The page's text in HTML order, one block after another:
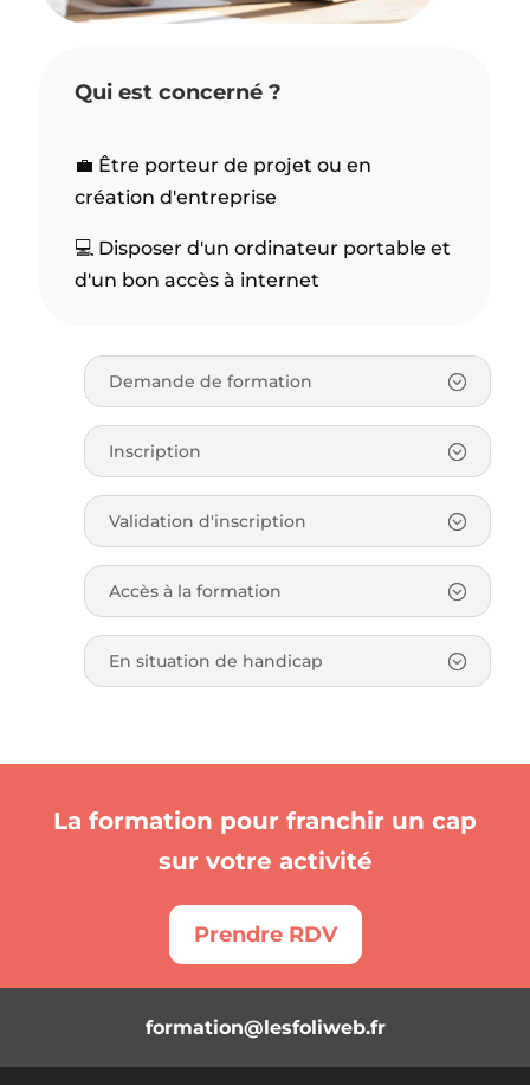
Qui est concerné ?
💼 Être porteur de projet ou en
création d'entreprise
💻 Disposer d'un ordinateur portable et
d'un bon accès à internet
Demande de formation
Inscription
Validation d'inscription
Accès à la formation
En situation de handicap
La formation pour franchir un cap
sur votre activité
Prendre RDV
formation@lesfoliweb.fr